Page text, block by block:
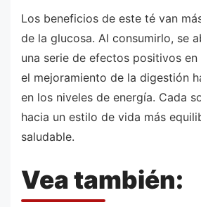
Los beneficios de este té van
de la glucosa. Al consumirlo, se
una serie de efectos positivos
el mejoramiento de la digestión
en los niveles de energía. Cada
hacia un estilo de vida más
saludable.
Vea también: